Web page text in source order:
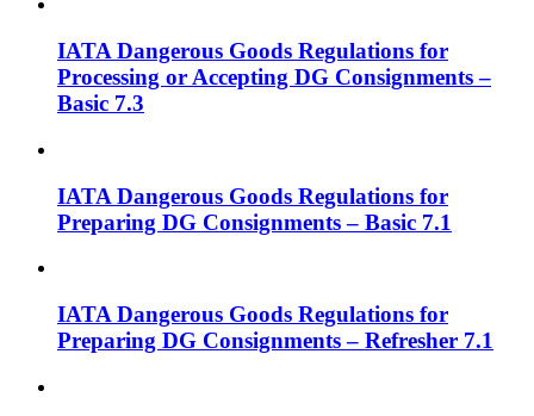
IATA Dangerous Goods Regulations for
Processing or Accepting DG Consignments –
Basic 7.3
IATA Dangerous Goods Regulations for
Preparing DG Consignments – Basic 7.1
IATA Dangerous Goods Regulations for
Preparing DG Consignments – Refresher 7.1